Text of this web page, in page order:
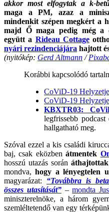
akkor most elfogytak a k-
maga a PM, azaz a
mindenkit szépen megkért a
majd Ő maga pedig még a
együtt a Rideau Cottage
nyári rezindenciájára hajtott
(nyitókép: Gerd Altmann /
Korábbi kapcsolódó
CoViD-19
CoViD-19
KBXTR03:
legfrissebb
hallgatható meg.
Szóval ezzel a kis családi
baj, csak eközbenátmentek
hosszú utazás során
mondva, hogy a lényegtelen
magyarázat: “Továbbra is
összes utasítását”–mondta
miniszterelnöke, a három
szemléltetendő van egy